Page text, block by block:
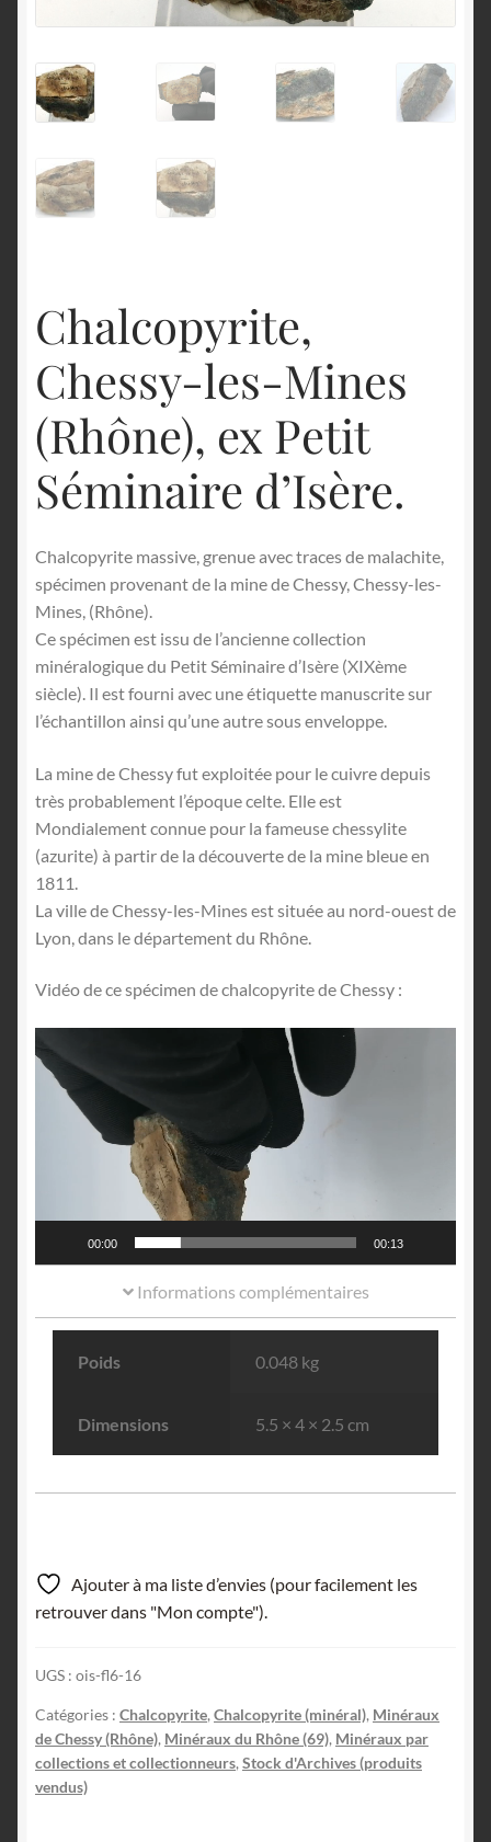
Chalcopyrite,
Chessy-les-Mines
(Rhône), ex Petit
Séminaire d’Isère.
Chalcopyrite massive, grenue avec traces de malachite,
spécimen provenant de la mine de Chessy, Chessy-les-
Mines, (Rhône).
Ce spécimen est issu de l’ancienne collection
minéralogique du Petit Séminaire d’Isère (XIXème
siècle). Il est fourni avec une étiquette manuscrite sur
l’échantillon ainsi qu’une autre sous enveloppe.
La mine de Chessy fut exploitée pour le cuivre depuis
très probablement l’époque celte. Elle est
Mondialement connue pour la fameuse chessylite
(azurite) à partir de la découverte de la mine bleue en
1811.
La ville de Chessy-les-Mines est située au nord-ouest de
Lyon, dans le département du Rhône.
Vidéo de ce spécimen de chalcopyrite de Chessy :
vidéo
00:00 00:13
Informations complémentaires
Poids 0.048 kg
Dimensions 5.5 × 4 × 2.5 cm
Ajouter à ma liste d’envies (pour facilement les
retrouver dans "Mon compte").
UGS : ois-fl6-16
Catégories : Chalcopyrite, Chalcopyrite (minéral), Minéraux
de Chessy (Rhône), Minéraux du Rhône (69), Minéraux par
collections et collectionneurs, Stock d'Archives (produits
vendus)